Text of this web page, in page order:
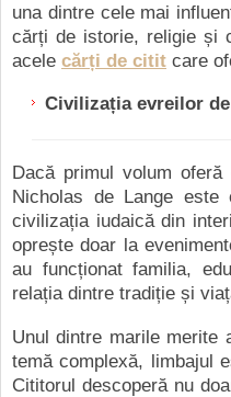
una dintre cele mai
cărți de istorie, religie și
acele cărți de citit care
Civilizația evreilor
Dacă primul volum
Nicholas de Lange
civilizația iudaică din
oprește doar la
au funcționat familia,
relația dintre tradiție și
Unul dintre marile merite
temă complexă, limbajul
Cititorul descoperă nu